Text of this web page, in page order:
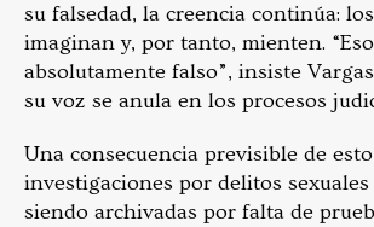
su falsedad, la creencia continúa:
imaginan y, por tanto, mienten.
absolutamente falso”, insiste
su voz se anula en los procesos
Una consecuencia previsible de
investigaciones por delitos
siendo archivadas por falta de